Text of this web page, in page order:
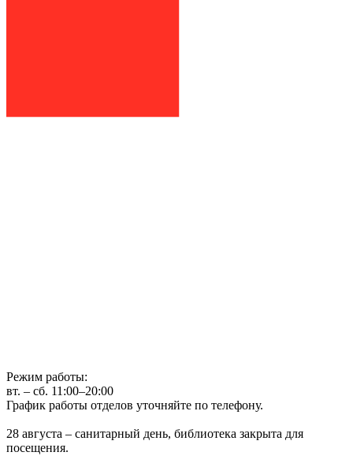
Режим работы:
вт. – сб. 11:00–20:00
График работы отделов уточняйте по телефону.
28 августа – санитарный день, библиотека закрыта для
посещения.